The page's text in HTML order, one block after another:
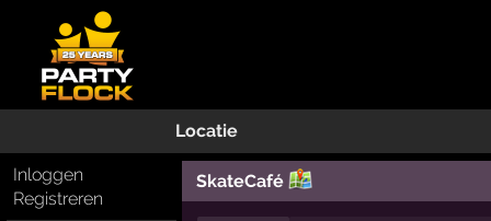
Locatie
Inloggen
Registreren
SkateCafé